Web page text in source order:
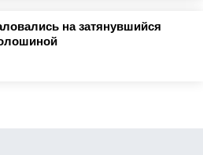
на затянувшийся